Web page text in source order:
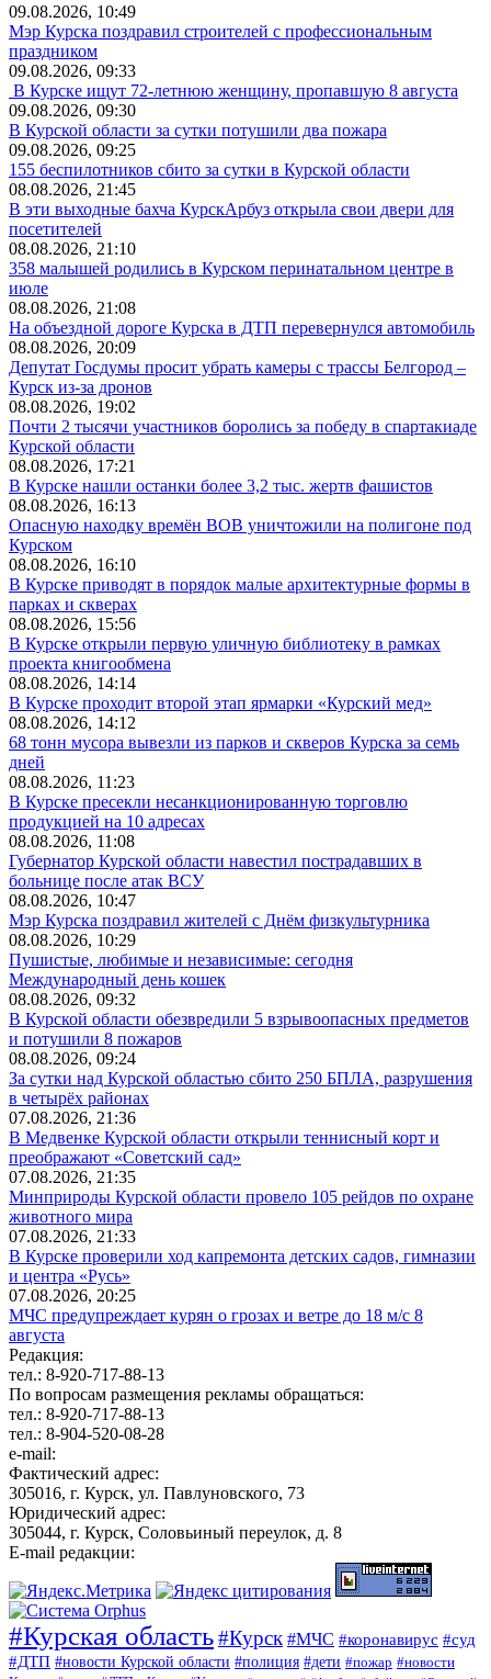
09.08.2026, 10:49
Мэр Курска поздравил строителей с профессиональным
праздником
09.08.2026, 09:33
В Курске ищут 72-летнюю женщину, пропавшую 8 августа
09.08.2026, 09:30
В Курской области за сутки потушили два пожара
09.08.2026, 09:25
155 беспилотников сбито за сутки в Курской области
08.08.2026, 21:45
В эти выходные бахча КурскАрбуз открыла свои двери для
посетителей
08.08.2026, 21:10
358 малышей родились в Курском перинатальном центре в
июле
08.08.2026, 21:08
На объездной дороге Курска в ДТП перевернулся автомобиль
08.08.2026, 20:09
Депутат Госдумы просит убрать камеры с трассы Белгород –
Курск из-за дронов
08.08.2026, 19:02
Почти 2 тысячи участников боролись за победу в спартакиаде
Курской области
08.08.2026, 17:21
В Курске нашли останки более 3,2 тыс. жертв фашистов
08.08.2026, 16:13
Опасную находку времён ВОВ уничтожили на полигоне под
Курском
08.08.2026, 16:10
В Курске приводят в порядок малые архитектурные формы в
парках и скверах
08.08.2026, 15:56
В Курске открыли первую уличную библиотеку в рамках
проекта книгообмена
08.08.2026, 14:14
В Курске проходит второй этап ярмарки «Курский мед»
08.08.2026, 14:12
68 тонн мусора вывезли из парков и скверов Курска за семь
дней
08.08.2026, 11:23
В Курске пресекли несанкционированную торговлю
продукцией на 10 адресах
08.08.2026, 11:08
Губернатор Курской области навестил пострадавших в
больнице после атак ВСУ
08.08.2026, 10:47
Мэр Курска поздравил жителей с Днём физкультурника
08.08.2026, 10:29
Пушистые, любимые и независимые: сегодня
Международный день кошек
08.08.2026, 09:32
В Курской области обезвредили 5 взрывоопасных предметов
и потушили 8 пожаров
08.08.2026, 09:24
За сутки над Курской областью сбито 250 БПЛА, разрушения
в четырёх районах
07.08.2026, 21:36
В Медвенке Курской области открыли теннисный корт и
преображают «Советский сад»
07.08.2026, 21:35
Минприроды Курской области провело 105 рейдов по охране
животного мира
07.08.2026, 21:33
В Курске проверили ход капремонта детских садов, гимназии
и центра «Русь»
07.08.2026, 20:25
МЧС предупреждает курян о грозах и ветре до 18 м/с 8
августа
Редакция:
тел.: 8-920-717-88-13
По вопросам размещения рекламы обращаться:
тел.: 8-920-717-88-13
тел.: 8-904-520-08-28
e-mail:
Фактический адрес:
305016, г. Курск, ул. Павлуновского, 73
Юридический адрес:
305044, г. Курск, Соловьиный переулок, д. 8
E-mail редакции:
#Курская область#Курск #МЧС #коронавирус #суд
#ДТП #новости Курской области #полиция #дети #пожар #новости